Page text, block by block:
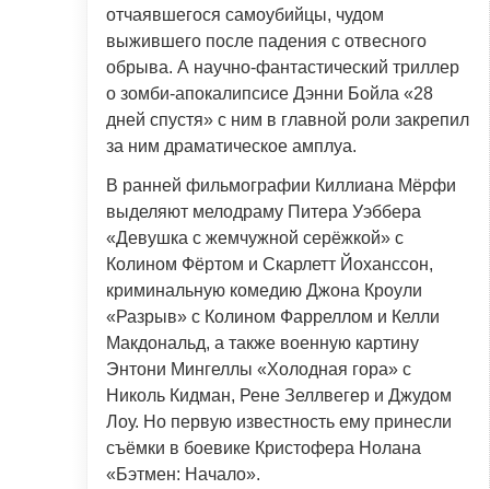
отчаявшегося самоубийцы, чудом
выжившего после падения с отвесного
обрыва. А научно-фантастический триллер
о зомби-апокалипсисе Дэнни Бойла «28
дней спустя» с ним в главной роли закрепил
за ним драматическое амплуа.
В ранней фильмографии Киллиана Мёрфи
выделяют мелодраму Питера Уэббера
«Девушка с жемчужной серёжкой» с
Колином Фёртом и Скарлетт Йоханссон,
криминальную комедию Джона Кроули
«Разрыв» с Колином Фарреллом и Келли
Макдональд, а также военную картину
Энтони Мингеллы «Холодная гора» с
Николь Кидман, Рене Зеллвегер и Джудом
Лоу. Но первую известность ему принесли
съёмки в боевике Кристофера Нолана
«Бэтмен: Начало».